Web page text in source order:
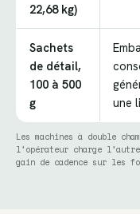
22,68 kg)
Sachets
de détail,
100 à 500
g
une
Les machines à double
l’opérateur charge
gain de cadence sur les